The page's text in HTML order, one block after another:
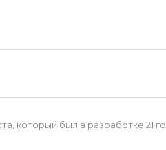
который был в разработке 21